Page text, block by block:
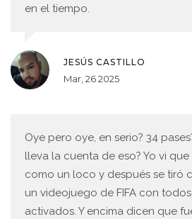
en el tiempo.
JESÚS CASTILLO
Mar, 26 2025
Oye pero oye, en serio? 34
lleva la cuenta de eso? Yo vi
como un loco y después se tiró
un videojuego de FIFA con
activados. Y encima dicen que